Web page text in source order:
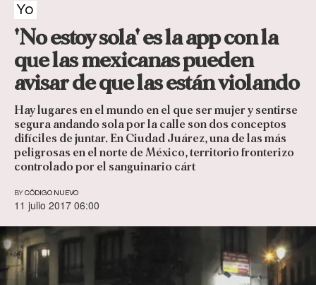
Yo
'No estoy sola' es la app con la
que las mexicanas pueden
avisar de que las están violando
Hay lugares en el mundo en el que ser mujer y sentirse
segura andando sola por la calle son dos conceptos
difíciles de juntar. En Ciudad Juárez, una de las más
peligrosas en el norte de México, territorio fronterizo
controlado por el sanguinario cárt
BY CÓDIGO NUEVO
11 julio 2017 06:00